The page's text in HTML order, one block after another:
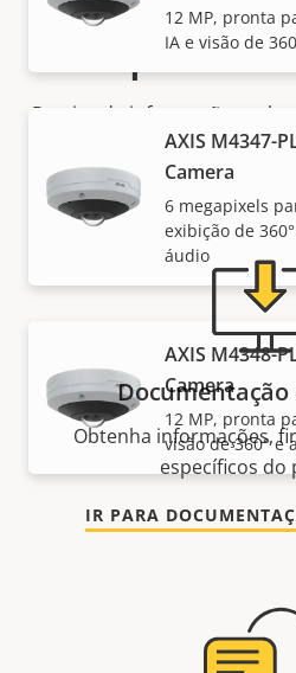
12 MP, pronta
IA e visão de
AXIS M4347-
Camera
6 megapixels
exibição de
áudio
AXIS M4348-
Camera
12 MP, pronta
visão de 360° e
Suporte e
Precisa de informações
da Axis ou da ajuda de um
Obtenha informações,
específicos do
IR PARA